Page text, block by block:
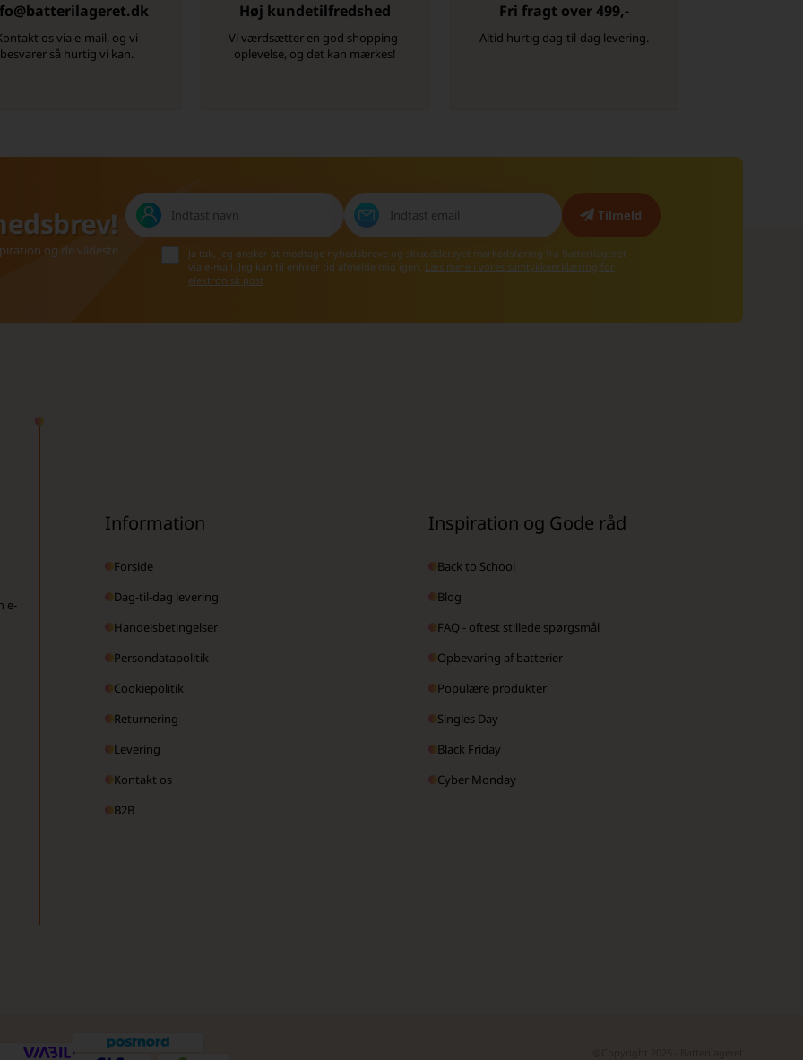
os via e-mail, og vi
besvarer så hurtig vi kan.
Høj kundetilfredshed
Vi værdsætter en god shopping-
oplevelse, og det kan mærkes!
Fri fragt over 499,-
Altid hurtig dag-til-dag levering.
og de vildeste
Ja tak, jeg ønsker at modtage nyhedsbreve og skræddersyet markedsføring fra Batterilageret
via e-mail. Jeg kan til enhver tid afmelde mig igen. Læs mere i vores samtykkeerklæring for
elektronisk post
e-
Information
Forside
Dag-til-dag levering
Handelsbetingelser
Persondatapolitik
Cookiepolitik
Returnering
Levering
Kontakt os
B2B
Inspiration og Gode råd
Back to School
Blog
FAQ - oftest stillede spørgsmål
Opbevaring af batterier
Populære produkter
Singles Day
Black Friday
Cyber Monday